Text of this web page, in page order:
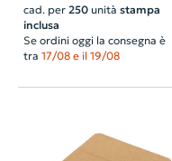
cad. per 250unità stampa
inclusa
Se ordini oggi la consegna è
tra 17/08 e il 19/08